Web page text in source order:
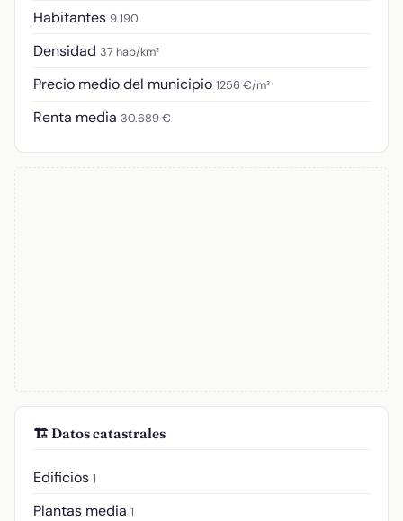
Habitantes 9.190
Densidad 37 hab/km²
Precio medio del municipio 1256 €/m²
Renta media 30.689 €
🏗️ Datos catastrales
Edificios 1
Plantas media 1